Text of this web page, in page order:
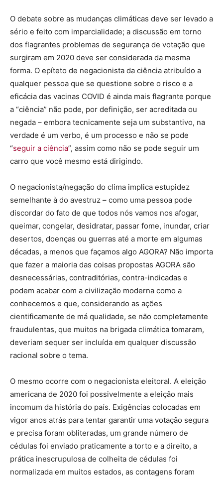
O debate sobre as mudanças climáticas deve ser levado a
sério e feito com imparcialidade; a discussão em torno
dos flagrantes problemas de segurança de votação que
surgiram em 2020 deve ser considerada da mesma
forma. O epíteto de negacionista da ciência atribuído a
qualquer pessoa que se questione sobre o risco e a
eficácia das vacinas COVID é ainda mais flagrante porque
a “ciência” não pode, por definição, ser acreditada ou
negada – embora tecnicamente seja um substantivo, na
verdade é um verbo, é um processo e não se pode
“seguir a ciência”, assim como não se pode seguir um
carro que você mesmo está dirigindo.
O negacionista/negação do clima implica estupidez
semelhante à do avestruz – como uma pessoa pode
discordar do fato de que todos nós vamos nos afogar,
queimar, congelar, desidratar, passar fome, inundar, criar
desertos, doenças ou guerras até a morte em algumas
décadas, a menos que façamos algo AGORA? Não importa
que fazer a maioria das coisas propostas AGORA são
desnecessárias, contraditórias, contra-indicadas e
podem acabar com a civilização moderna como a
conhecemos e que, considerando as ações
cientificamente de má qualidade, se não completamente
fraudulentas, que muitos na brigada climática tomaram,
deveriam sequer ser incluída em qualquer discussão
racional sobre o tema.
O mesmo ocorre com o negacionista eleitoral. A eleição
americana de 2020 foi possivelmente a eleição mais
incomum da história do país. Exigências colocadas em
vigor anos atrás para tentar garantir uma votação segura
e precisa foram obliteradas, um grande número de
cédulas foi enviado praticamente a torto e a direito, a
prática inescrupulosa de colheita de cédulas foi
normalizada em muitos estados, as contagens foram